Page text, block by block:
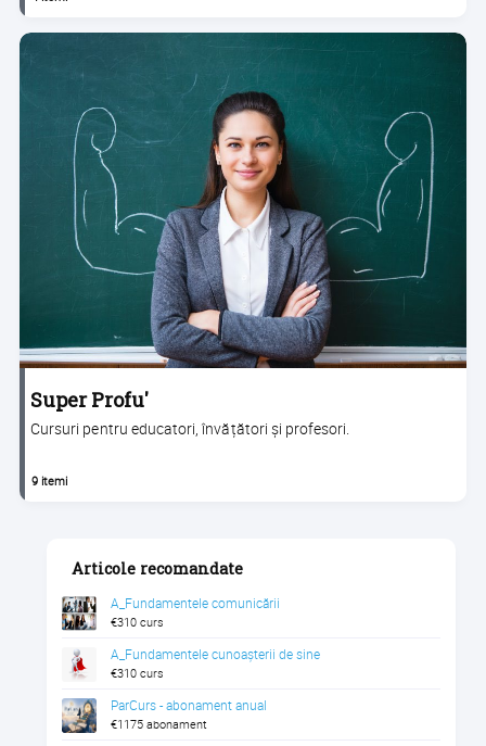
Super Profu'
Cursuri pentru educatori, învățători și profesori.
9 itemi
Articole recomandate
A_Fundamentele comunicării
€310 curs
A_Fundamentele cunoașterii de sine
€310 curs
ParCurs - abonament anual
€1175 abonament